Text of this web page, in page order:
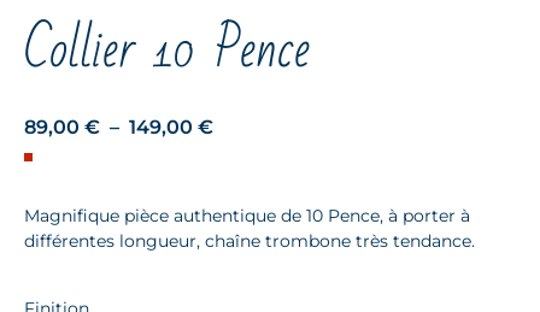
Collier 10 Pence
89,00 € – 149,00 €Plage
89,00 €
à
Magnifique pièce authentique de 10 Pence, à porter à
différentes longueur, chaîne trombone très tendance.